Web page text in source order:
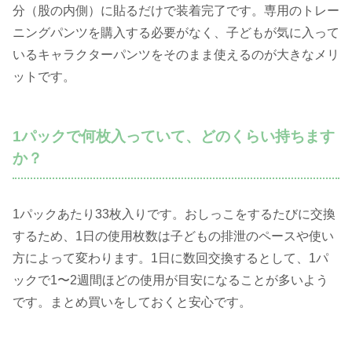
分（股の内側）に貼るだけで装着完了です。専用のトレー
ニングパンツを購入する必要がなく、子どもが気に入って
いるキャラクターパンツをそのまま使えるのが大きなメリ
ットです。
1パックで何枚入っていて、どのくらい持ちます
か？
1パックあたり33枚入りです。おしっこをするたびに交換
するため、1日の使用枚数は子どもの排泄のペースや使い
方によって変わります。1日に数回交換するとして、1パ
ックで1〜2週間ほどの使用が目安になることが多いよう
です。まとめ買いをしておくと安心です。